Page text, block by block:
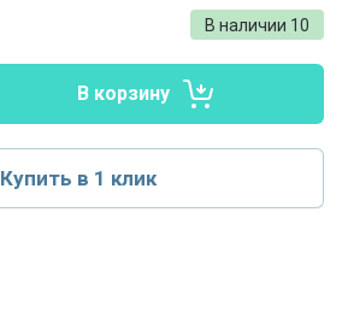
В наличии 10
В корзину
Купить в 1 клик